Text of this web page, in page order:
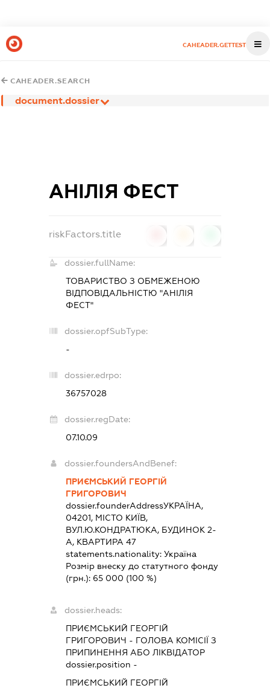
CAHEADER.GETTEST
CAHEADER.SEARCH
document.dossier
АНІЛІЯ ФЕСТ
riskFactors.title
dossier.fullName:
ТОВАРИСТВО З ОБМЕЖЕНОЮ
ВІДПОВІДАЛЬНІСТЮ "АНІЛІЯ
ФЕСТ"
dossier.opfSubType:
-
dossier.edrpo:
36757028
dossier.regDate:
07.10.09
dossier.foundersAndBenef:
ПРИЄМСЬКИЙ ГЕОРГІЙ
ГРИГОРОВИЧ
dossier.founderAddressУКРАЇНА,
04201, МІСТО КИЇВ,
ВУЛ.Ю.КОНДРАТЮКА, БУДИНОК 2-
А, КВАРТИРА 47
statements.nationality:Україна
Розмір внеску до статутного фонду
(грн.): 65 000 (100 %)
dossier.heads:
ПРИЄМСЬКИЙ ГЕОРГІЙ
ГРИГОРОВИЧ - ГОЛОВА КОМІСІЇ З
ПРИПИНЕННЯ АБО ЛІКВІДАТОР
dossier.position -
ПРИЄМСЬКИЙ ГЕОРГІЙ